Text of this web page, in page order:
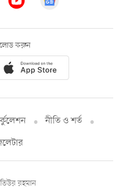
করুন
নীতি ও শর্ত
রহমান